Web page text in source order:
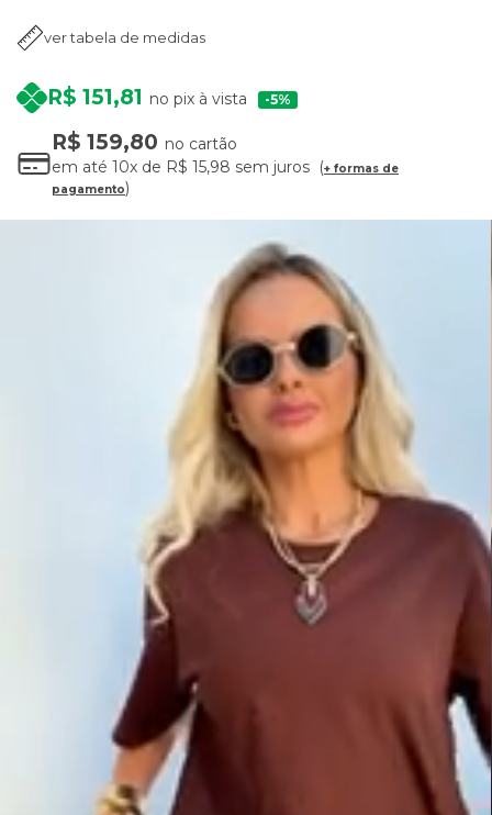
ver tabela de medidas
R$ 151,81 no pix à vista 5%
R$ 159,80 no cartão
em até 10x de R$ 15,98 sem juros
+ formas de
pagamento